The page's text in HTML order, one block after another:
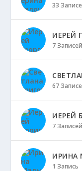
33
ИЕРЕЙ
7 Записей
67
ИЕРЕЙ
7 Записей
ИРИНА
1 Запись